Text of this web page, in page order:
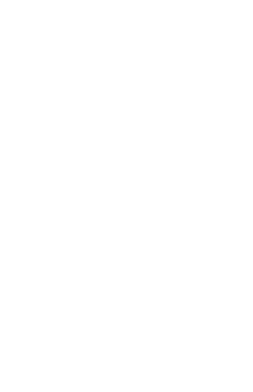
eller ta bort något av